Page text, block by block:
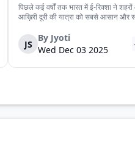
पिछले कई वर्षों तक भारत में ई-रिक्शा ने
आख़िरी दूरी की यात्रा को सबसे आसान और
इन कारणों से यह वाहन लगभग हर भीड़भाड़
दिखाई देने लगा। लेकिन अब यह तेज़ी कम...
JS
By Jyoti
Wed Dec 03 2025